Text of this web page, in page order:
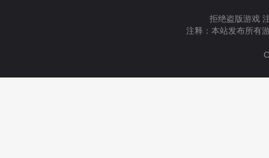
拒绝盗版游戏
注释：本站发布所有